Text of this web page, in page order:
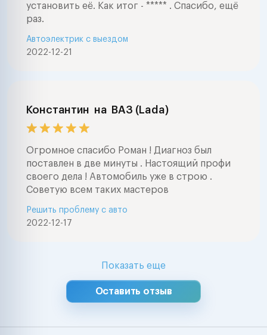
установить её. Как итог - ***** . Спасибо, ещё
раз.
2022-12-21
Автоэлектрик с выездом
Константин на ВАЗ (Lada)
Огромное спасибо Роман ! Диагноз был
поставлен в две минуты . Настоящий профи
своего дела ! Автомобиль уже в строю .
Советую всем таких мастеров
2022-12-17
Решить проблему с авто
Показать еще
Оставить отзыв